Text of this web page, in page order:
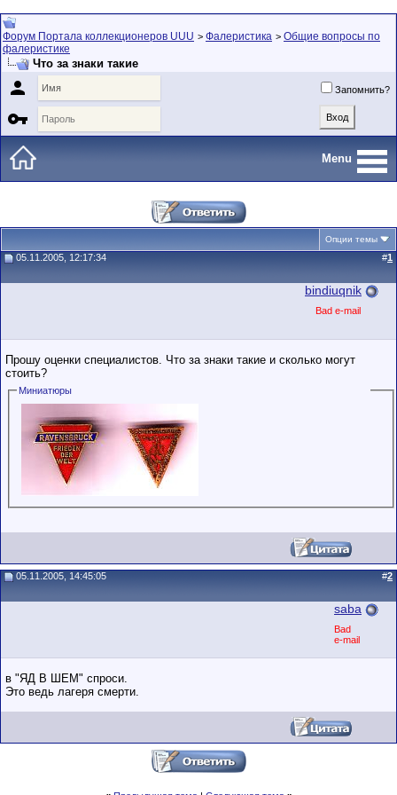
Форум Портала коллекционеров UUU > Фалеристика > Общие вопросы по
фалеристике
Что за знаки такие
 Запомнить?

Menu
Опции темы
05.11.2005, 12:17:34 #1
bindiuqnik
Bad e-mail
Прошу оценки специалистов. Что за знаки такие и сколько могут
стоить?
Миниатюры
05.11.2005, 14:45:05 #2
saba
Bad
e-mail
в "ЯД В ШЕМ" спроси.
Это ведь лагеря смерти.